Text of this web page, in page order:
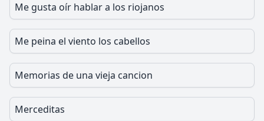
Me gusta oír hablar a los riojanos
Me peina el viento los cabellos
Memorias de una vieja cancion
Merceditas